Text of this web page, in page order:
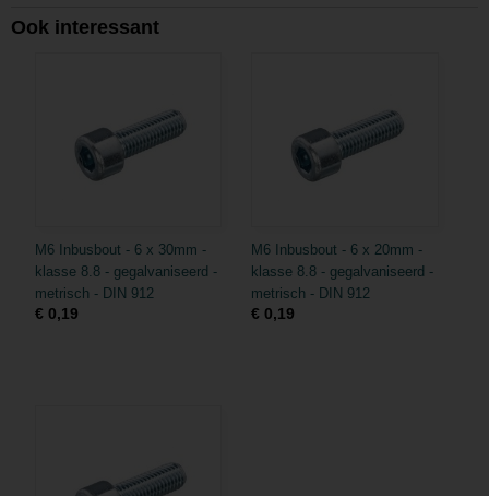
Ook interessant
M6 Inbusbout - 6 x 30mm -
klasse 8.8 - gegalvaniseerd -
metrisch - DIN 912
€ 0,19
M6 Inbusbout - 6 x 20mm -
klasse 8.8 - gegalvaniseerd -
metrisch - DIN 912
€ 0,19